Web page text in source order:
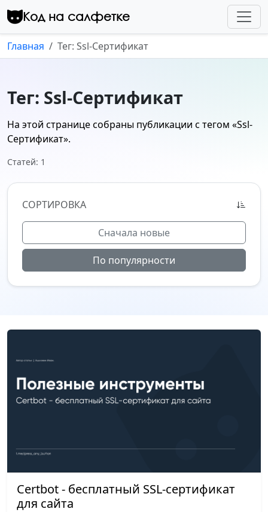
Перейти к контенту
Код на салфетке
Главная Тег: Ssl-Сертификат
Тег: Ssl-Сертификат
На этой странице собраны публикации с тегом «Ssl-
Сертификат».
Статей: 1
СОРТИРОВКА
Сначала новые
По популярности
Certbot - бесплатный SSL-сертификат
для сайта